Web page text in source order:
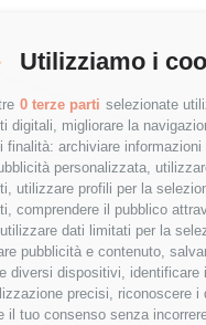
Utilizziamo i
0 terze parti selezionate
digitali, migliorare la
finalità: archiviare
personalizzata,
utilizzare profili per la
comprendere il pubblico
dati limitati per la
pubblicità e contenuto,
diversi dispositivi,
precisi, riconoscere
il tuo consenso senza